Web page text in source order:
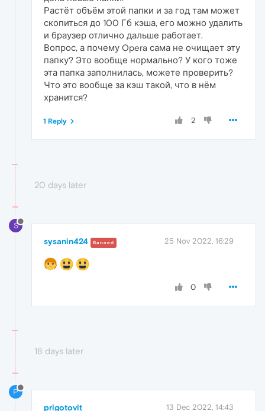
Растёт объём этой папки и за год там может
скопиться до 100 Гб кэша, его можно удалить
и браузер отлично дальше работает.
Вопрос, а почему Opera сама не очищает эту
папку? Это вообще нормально? У кого тоже
эта папка заполнилась, можете проверить?
Что это вообще за кэш такой, что в нём
хранится?
2
1 Reply
20 days later
S
sysanin424 Banned 25 Nov 2022, 16:29
0
18 days later
P
prigotovit 13 Dec 2022, 14:43